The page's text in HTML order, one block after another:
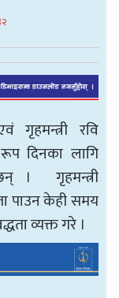
गृहमन्त्री रवि
दिनका लागि
। गृहमन्त्री
पाउन केही समय
व्यक्त गरे ।